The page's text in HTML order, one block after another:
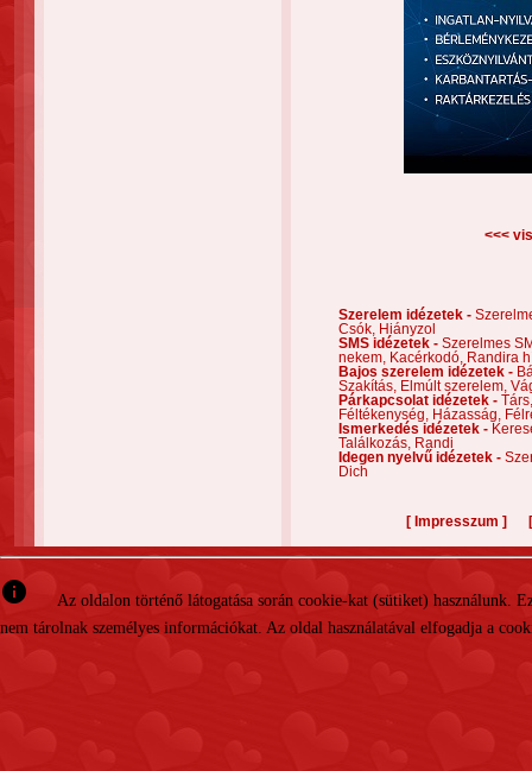
<<<
Szerelem idézetek -
Csók,
Hiányzol
SMS idézetek - Szerelmes
nekem,
Kacérkodó,
Randira
Bajos szerelem idézetek -
Szakítás,
Elmúlt szerelem,
Párkapcsolat idézetek -
Féltékenység,
Házasság,
Ismerkedés idézetek -
Találkozás,
Randi
Idegen nyelvű idézetek -
Dich
[ Impresszum ]
info
Az oldalon történő látogatása során cookie-kat (sütiket)
nem tárolnak személyes információkat. Az oldal használatával elfogadja a